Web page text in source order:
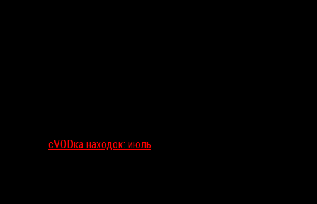
сVODка находок: июль